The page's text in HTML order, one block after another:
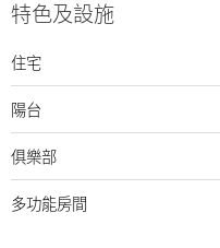
特色及設施
住宅
陽台
俱樂部
多功能房間